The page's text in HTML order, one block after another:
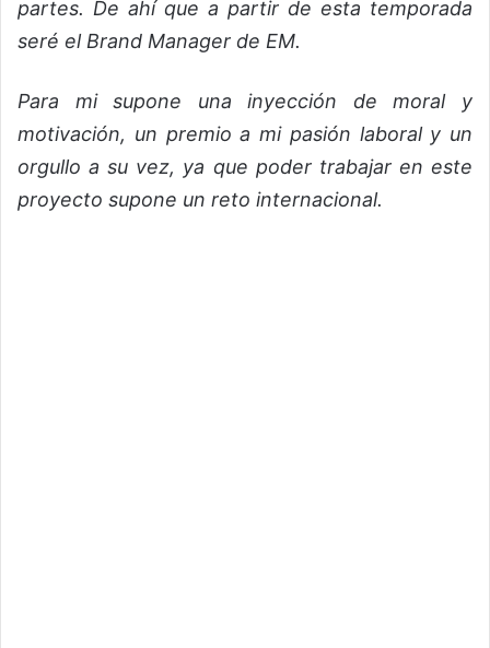
partes. De ahí que a partir de esta temporada
seré el Brand Manager de EM.
Para mi supone una inyección de moral y
motivación, un premio a mi pasión laboral y un
orgullo a su vez, ya que poder trabajar en este
proyecto supone un reto internacional.